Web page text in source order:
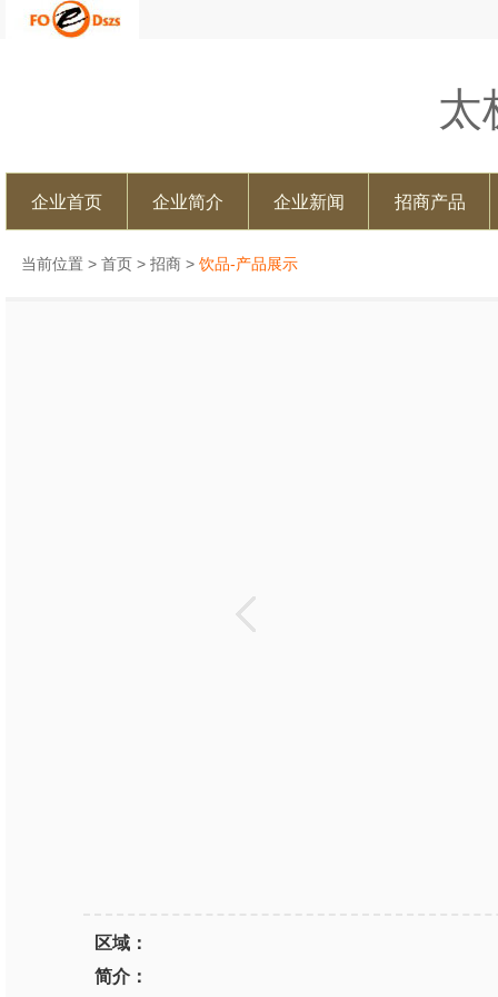
太
企业首页 企业简介 企业新闻 招商产品
当前位置 > 首页 > 招商 > 饮品-产品展示
区域：
简介：